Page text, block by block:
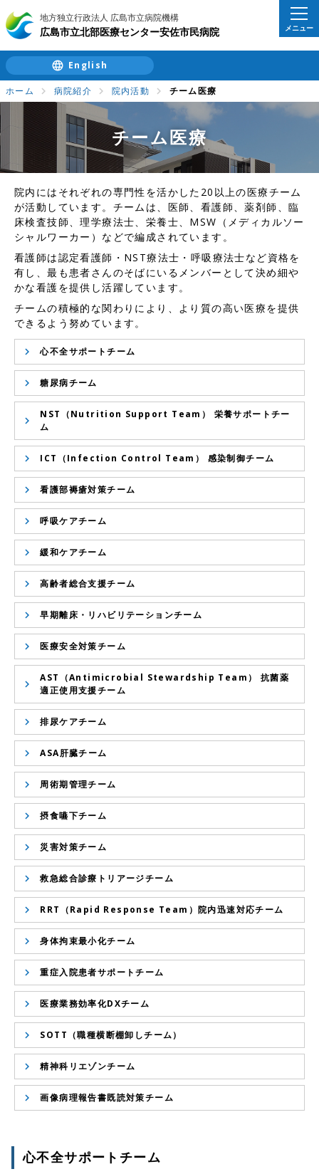
地方独立行政法人 広島市立病院機構
広島市立北部医療センター安佐市民病院 メニュー
English
ホーム 病院紹介 院内活動 チーム医療
チーム医療
院内にはそれぞれの専門性を活かした20以上の医療チーム
が活動しています。チームは、医師、看護師、薬剤師、臨
床検査技師、理学療法士、栄養士、MSW（メディカルソー
シャルワーカー）などで編成されています。
看護師は認定看護師・NST療法士・呼吸療法士など資格を
有し、最も患者さんのそばにいるメンバーとして決め細や
かな看護を提供し活躍しています。
チームの積極的な関わりにより、より質の高い医療を提供
できるよう努めています。
心不全サポートチーム
糖尿病チーム
NST（Nutrition Support Team） 栄養サポートチー
ム
ICT（Infection Control Team） 感染制御チーム
看護部褥瘡対策チーム
呼吸ケアチーム
緩和ケアチーム
高齢者総合支援チーム
早期離床・リハビリテーションチーム
医療安全対策チーム
AST（Antimicrobial Stewardship Team） 抗菌薬
適正使用支援チーム
排尿ケアチーム
ASA肝臓チーム
周術期管理チーム
摂食嚥下チーム
災害対策チーム
救急総合診療トリアージチーム
RRT（Rapid Response Team）院内迅速対応チーム
身体拘束最小化チーム
重症入院患者サポートチーム
医療業務効率化DXチーム
SOTT（職種横断棚卸しチーム）
精神科リエゾンチーム
画像病理報告書既読対策チーム
心不全サポートチーム